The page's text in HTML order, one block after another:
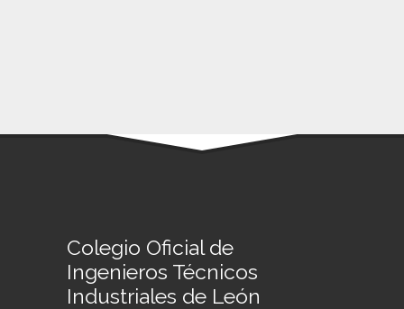
Colegio Oficial de
Ingenieros Técnicos
Industriales de León